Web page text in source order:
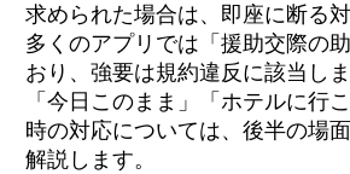
求められた場合は、即座に断る対
多くのアプリでは「援助交際の
おり、強要は規約違反に該当しま
「今日このまま」「ホテルに行
時の対応については、後半の場
解説します。